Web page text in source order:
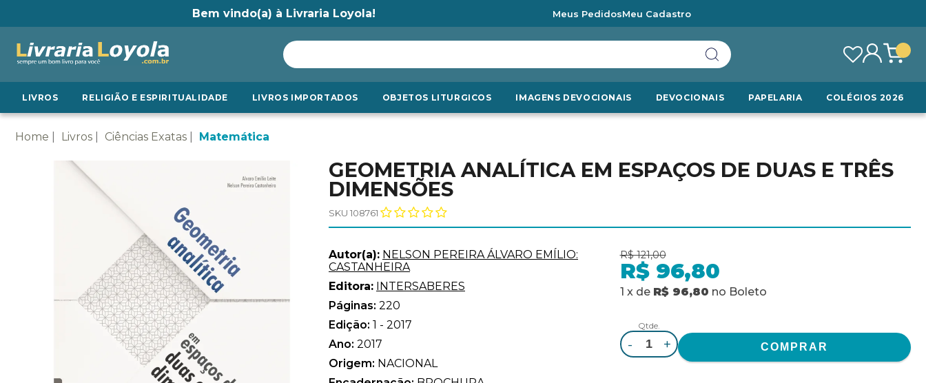
Bem vindo(a) à Livraria Loyola! Meus PedidosMeu Cadastro
LIVROS RELIGIÃO E ESPIRITUALIDADE LIVROS IMPORTADOS OBJETOS LITURGICOS IMAGENS DEVOCIONAIS DEVOCIONAIS PAPELARIA COLÉGIOS 2026
Home Livros Ciências Exatas Matemática
GEOMETRIA ANALÍTICA EM ESPAÇOS DE DUAS E TRÊS
DIMENSÕES
SKU 108761
Autor(a): NELSON PEREIRA ÁLVARO EMÍLIO:
CASTANHEIRA
Editora: INTERSABERES
Páginas: 220
Edição: 1 - 2017
Ano: 2017
Origem: NACIONAL
R$ 121,00
R$ 96,80
1 x de R$ 96,80 no Boleto
Qtde.
- +